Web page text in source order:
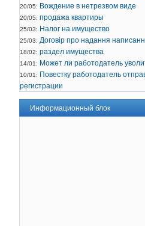
20/05: Вождение в нетрезвом виде
20/05: продажа квартиры
25/03: Налог на имущество
25/03: Договір про надання
18/02: раздел имущества
14/01: Может ли работодатель
10/01: Повестку работодатель
регистрации
Информационный блок